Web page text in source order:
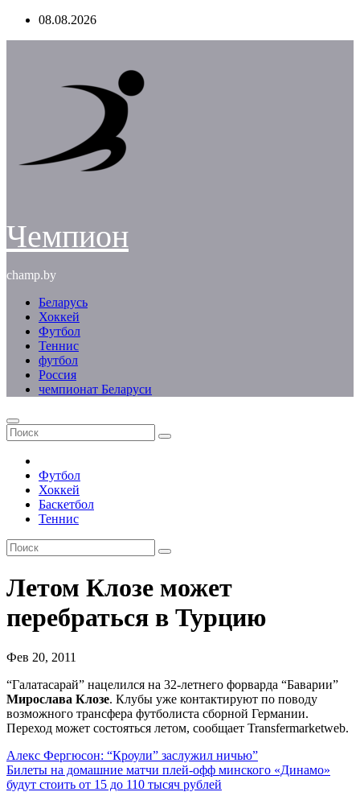
Перейти08.08.2026
Чемпион
champ.by
Беларусь
Хоккей
Футбол
Теннис
футбол
Россия
чемпионат Беларуси
Футбол
Хоккей
Баскетбол
Теннис
Летом Клозе может
перебраться в Турцию
Фев 20, 2011
“Галатасарай” нацелился на 32-летнего форварда “Баварии”
Мирослава Клозе. Клубы уже контактируют по поводу
возможного трансфера футболиста сборной Германии.
Переход может состояться летом, сообщает Transfermarketweb.
Навигация
по
Алекс Фергюсон: “Кроули” заслужил ничью”
Билеты на домашние матчи плей-офф минского «Динамо»
будут стоить от 15 до 110 тысяч рублей